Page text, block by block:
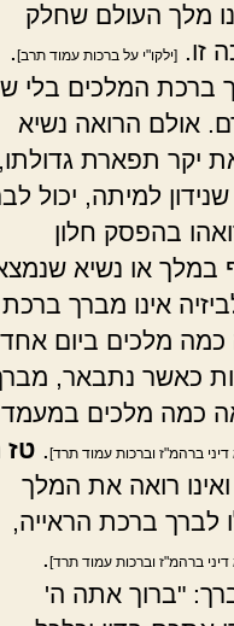
מלך העולם שחלק
זו.
[ילקו"י על ברכות עמוד תרב] .
ברכת המלכים בלי
אולם הרואה נשיא
יקר תפארת גדולתו,
למיתה, יכול
בהפסק חלון
במלך או נשיא
אינו מברך ברכת
כמה מלכים ביום
כאשר נתבאר,
כמה מלכים במעמד
דיני ברהמ"ז וברכות עמוד תרד] . טז
רואה את המלך
לברך ברכת הראייה,
דיני ברהמ"ז וברכות עמוד תרד] .
"ברוך אתה ה'